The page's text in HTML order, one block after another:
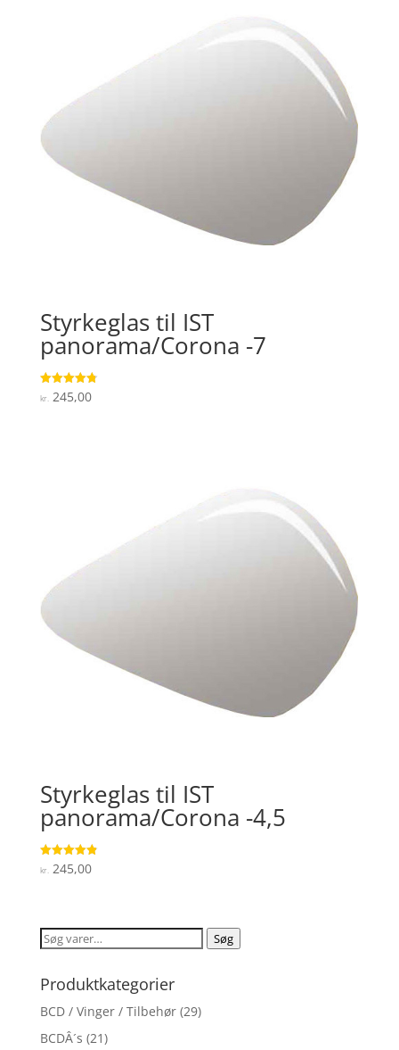
Styrkeglas til IST
panorama/Corona -7
Vurderet
4.8
kr.245,00
Styrkeglas til IST
panorama/Corona -4,5
Vurderet
4.9
kr.245,00
Søg
Søg
Produktkategorier
BCD / Vinger / Tilbehør (29)
BCDÂ´s (21)